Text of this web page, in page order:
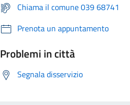
Chiama il comune 039 68741
Prenota un appuntamento
Problemi in città
Segnala disservizio